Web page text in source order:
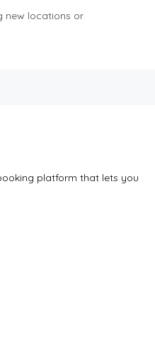
new locations or
platform that lets you